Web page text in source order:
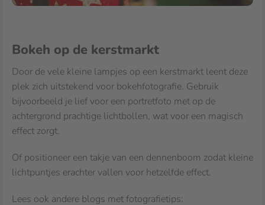
Bokeh op de kerstmarkt
Door de vele kleine lampjes op een kerstmarkt leent deze
plek zich uitstekend voor bokehfotografie. Gebruik
bijvoorbeeld je lief voor een portretfoto met op de
achtergrond prachtige lichtbollen, wat voor een magisch
effect zorgt.
Of positioneer een takje van een dennenboom zodat kleine
lichtpuntjes erachter vallen voor hetzelfde effect.
Lees ook andere blogs met fotografietips: